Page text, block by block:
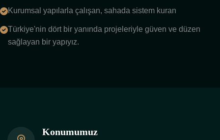
Kurumsal yapılarla çalışan, sahada sistem kuran
Türkiye'nin dört bir yanında projeleriyle güven ve düzen
sağlayan bir yapıyız.
Konumumuz